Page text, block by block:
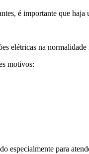
é importante que
elétricas na
motivos:
especialmente para